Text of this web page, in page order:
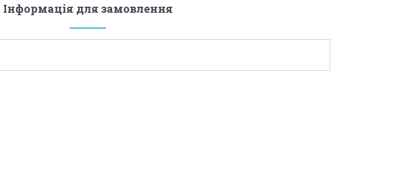
Інформація для замовлення